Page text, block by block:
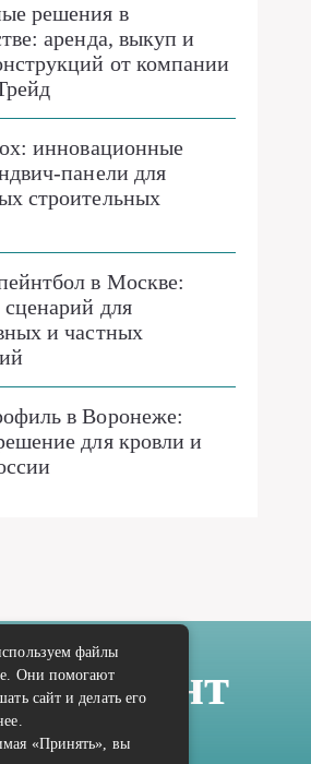
решения в
аренда, выкуп и
от компании
инновационные
панели для
строительных
в Москве:
для
и частных
в Воронеже:
для кровли и
Ремонт
файлы
Они помогают
сайт и делать его
«Принять», вы